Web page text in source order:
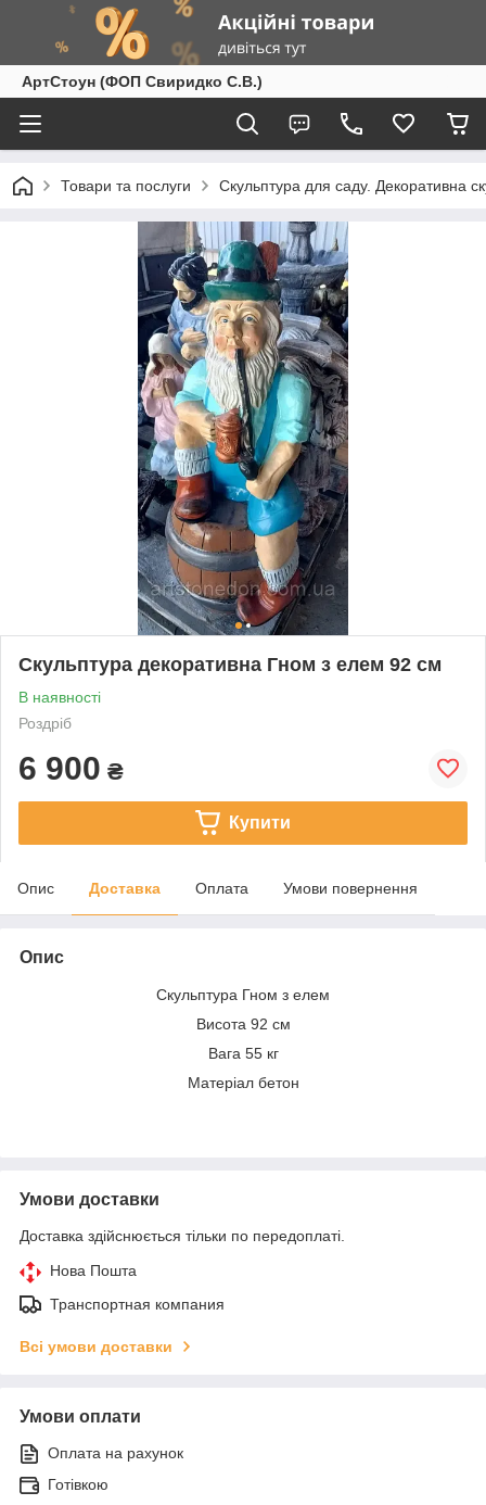
АртСтоун (ФОП Свиридко С.В.)
Товари та послуги Скульптура для саду. Декоративна
Скульптура декоративна Гном з елем 92 см
В наявності
Роздріб
6 900 ₴
Купити
Опис Доставка Оплата Умови повернення
Опис
Скульптура Гном з елем
Висота 92 см
Вага 55 кг
Матеріал бетон
Умови доставки
Доставка здійснюється тільки по передоплаті.
Нова Пошта
Транспортная компания
Всі умови доставки
Умови оплати
Оплата на рахунок
Готівкою